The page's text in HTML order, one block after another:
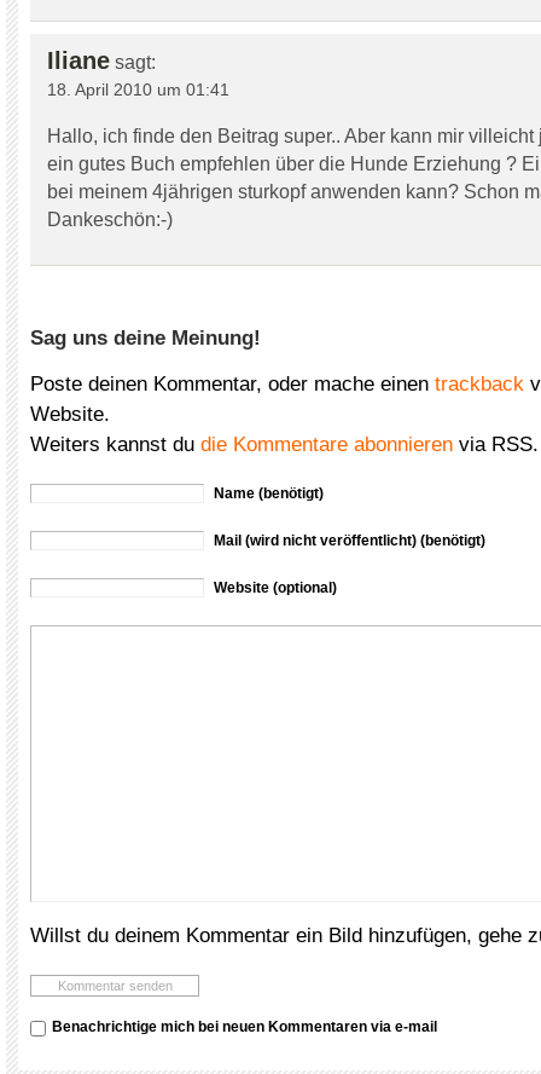
Iliane sagt:
18. April 2010 um 01:41
Hallo, ich finde den Beitrag super.. Aber kann mir villeicht
ein gutes Buch empfehlen über die Hunde Erziehung ?
bei meinem 4jährigen sturkopf anwenden kann? Schon
Dankeschön:-)
Sag uns deine Meinung!
Poste deinen Kommentar, oder mache einen trackback
Website.
Weiters kannst du die Kommentare abonnieren via RSS.
Name (benötigt)
Mail (wird nicht veröffentlicht) (benötigt)
Website (optional)
Willst du deinem Kommentar ein Bild hinzufügen, gehe
Benachrichtige mich bei neuen Kommentaren via e-mail